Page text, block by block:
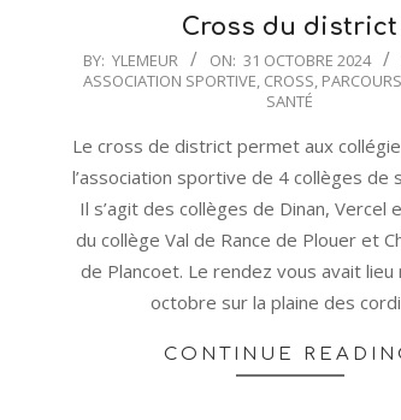
Cross du district
2024-
10-
BY: YLEMEUR ON: 31 OCTOBRE 2024
ASSOCIATION SPORTIVE, CROSS,
SANTÉ
Le cross de district permet aux
l’association sportive de 4 collèges de
Il s’agit des collèges de Dinan, Vercel
du collège Val de Rance de Plouer et
de Plancoet. Le rendez vous avait
octobre sur la plaine des
CONTINUE